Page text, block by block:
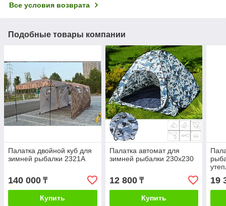
Все условия возврата
Подобные товары компании
Палатка двойной куб для
зимней рыбалки 2321А
140 000 ₸
Купить
Палатка автомат для
зимней рыбалки 230х230
12 800₸
Купить
19